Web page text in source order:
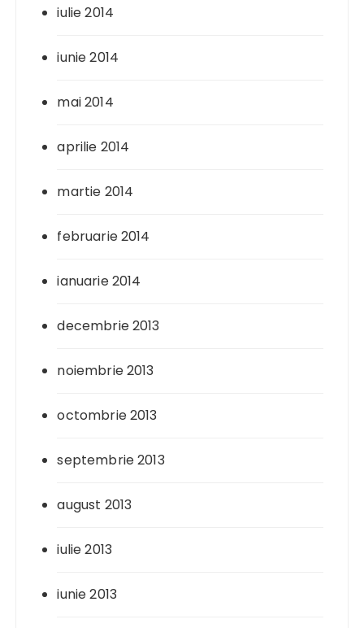
iulie 2014
iunie 2014
mai 2014
aprilie 2014
martie 2014
februarie 2014
ianuarie 2014
decembrie 2013
noiembrie 2013
octombrie 2013
septembrie 2013
august 2013
iulie 2013
iunie 2013